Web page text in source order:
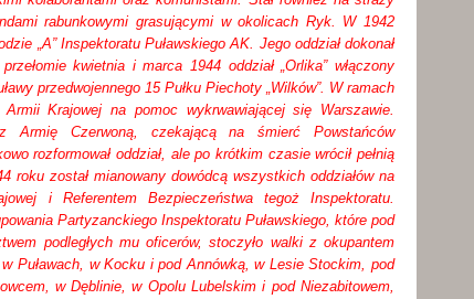
rabunkowymi grasującymi w okolicach Ryk. W 1942
„A” Inspektoratu Puławskiego AK. Jego oddział dokonał
kwietnia i marca 1944 oddział „Orlika” włączony
przedwojennego 15 Pułku Piechoty „Wilków”. W ramach
Armii Krajowej na pomoc wykrwawiającej się Warszawie.
Armię Czerwoną, czekającą na śmierć Powstańców
rozformował oddział, ale po krótkim czasie wrócił pełnią
roku został mianowany dowódcą wszystkich oddziałów na
i Referentem Bezpieczeństwa tegoż Inspektoratu.
Partyzanckiego Inspektoratu Puławskiego, które pod
podległych mu oficerów, stoczyło walki z okupantem
Puławach, w Kocku i pod Annówką, w Lesie Stockim, pod
w Dęblinie, w Opolu Lubelskim i pod Niezabitowem,